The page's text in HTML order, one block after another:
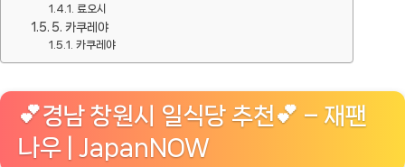
공
간
료오시
5. 카쿠레야
카쿠레야
💕경남 창원시 일식당 추천💕 – 재팬
나우 | JapanNOW